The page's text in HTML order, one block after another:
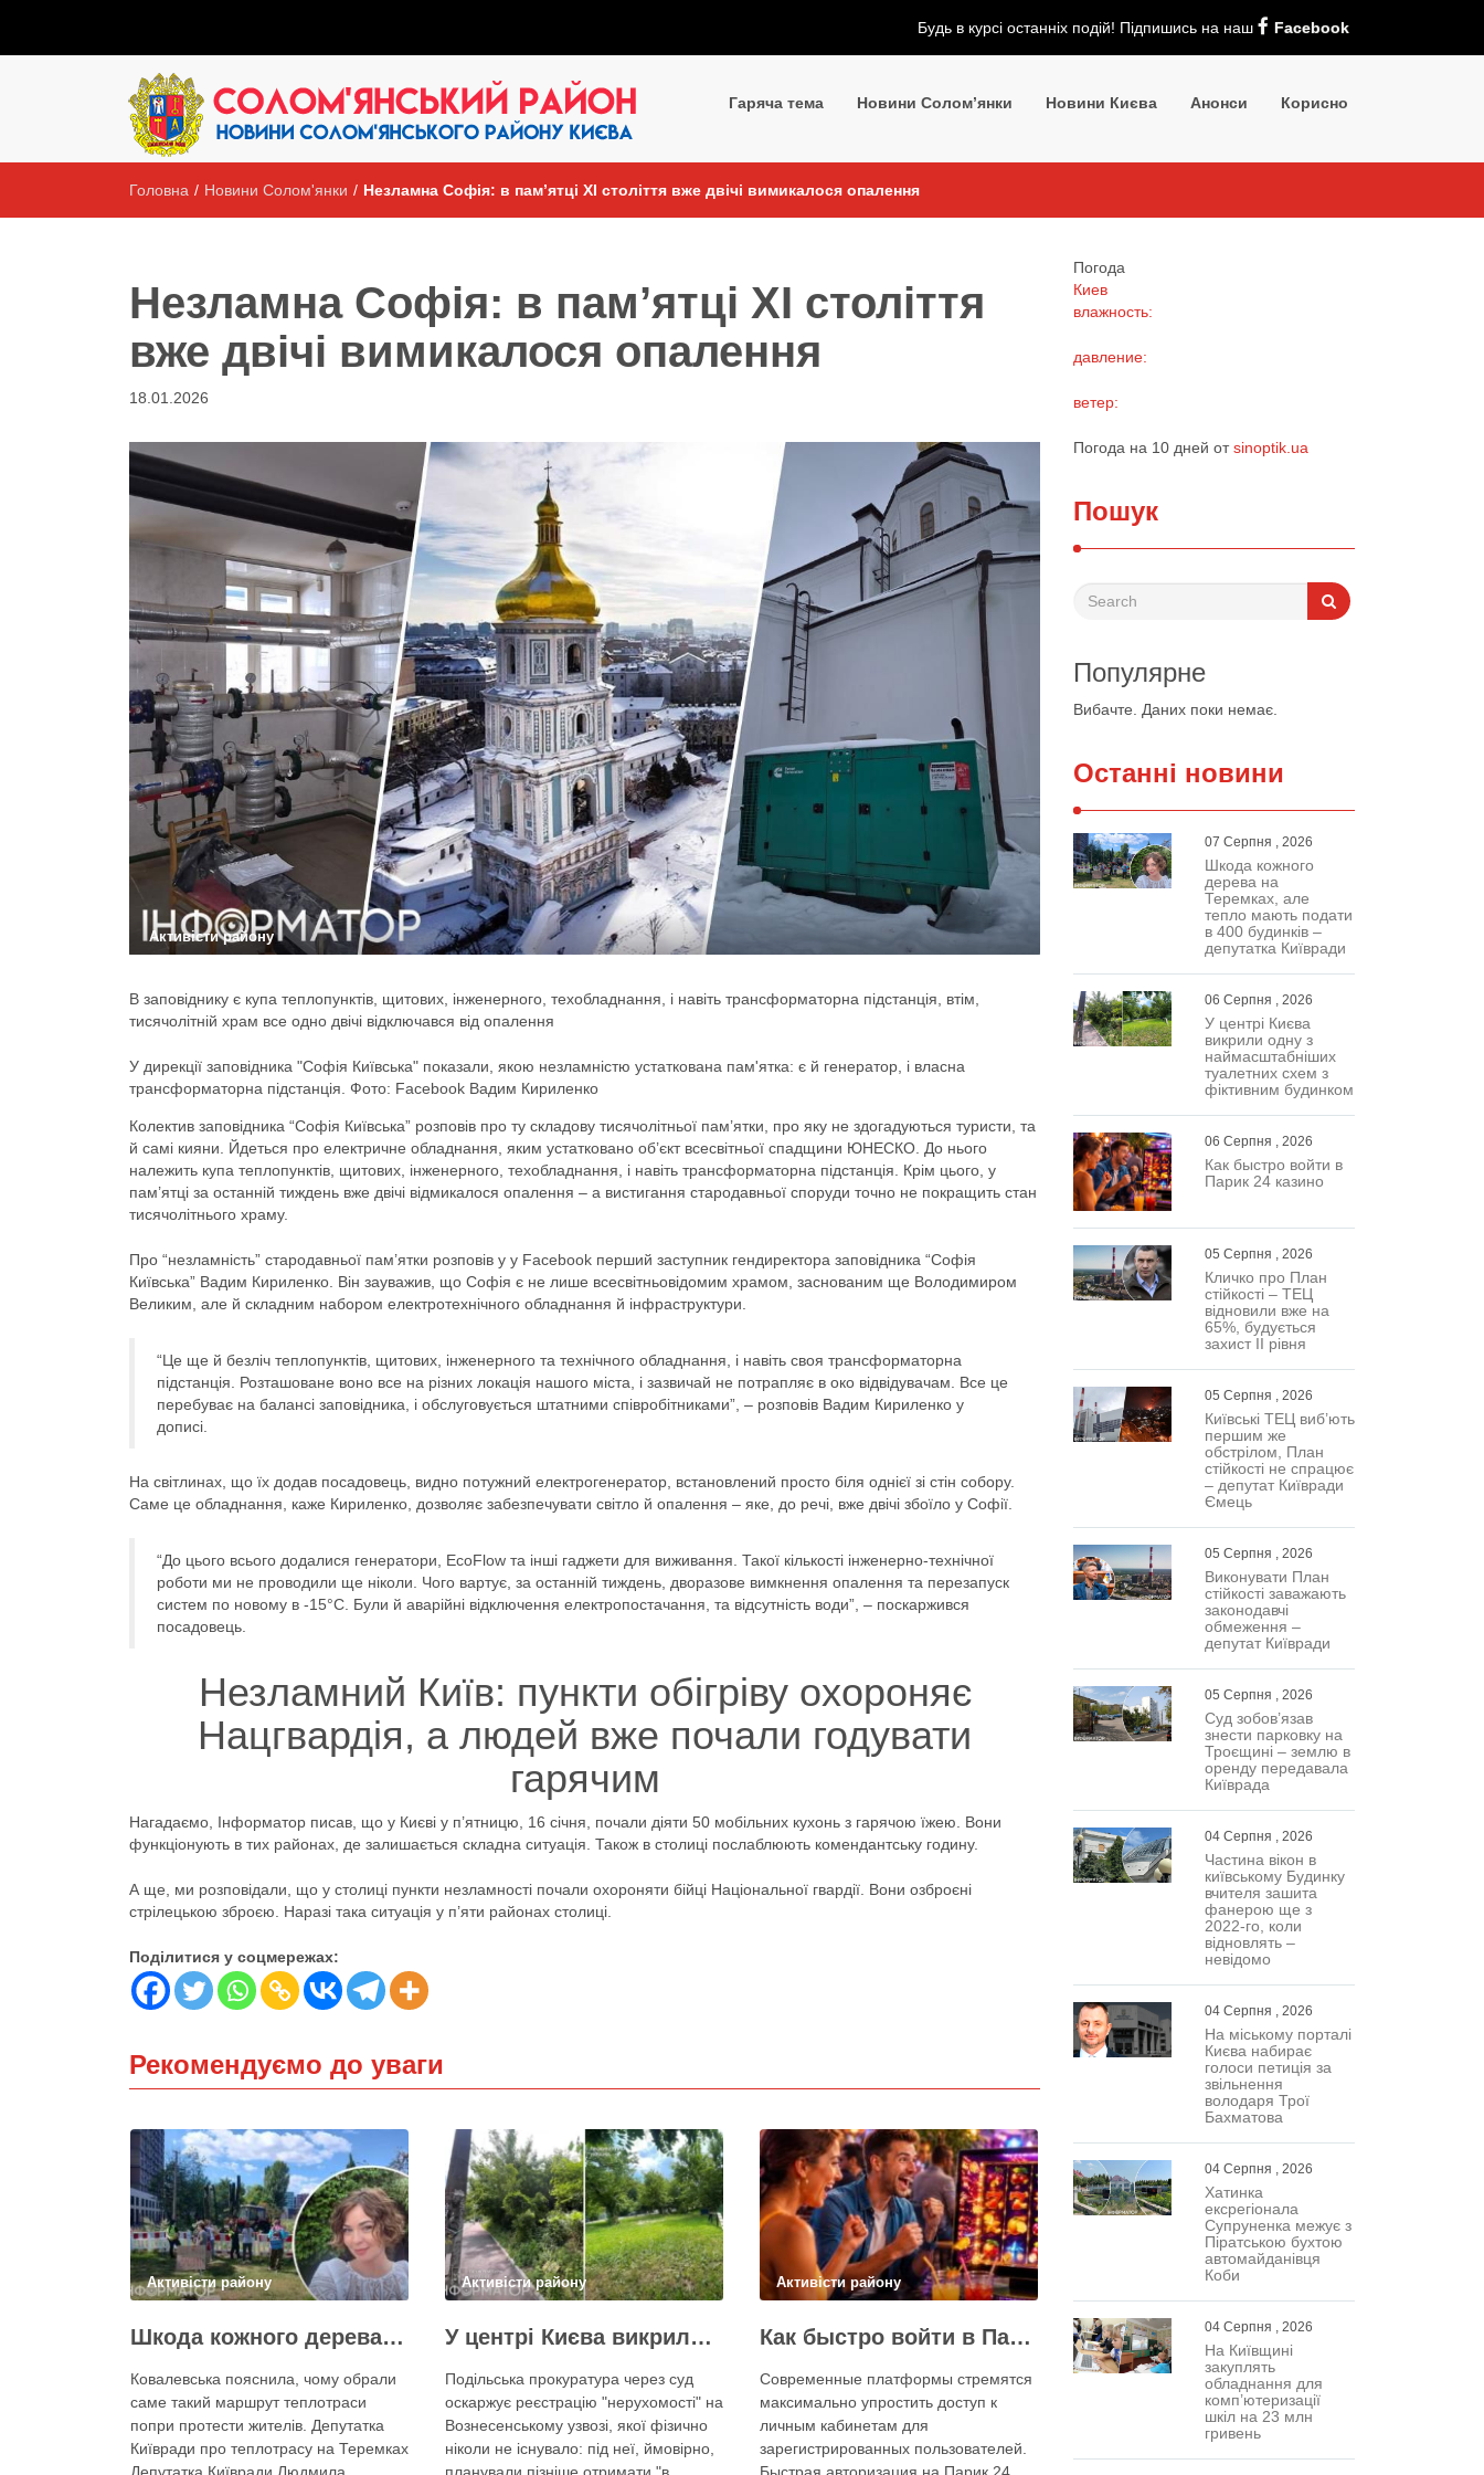
Будь в курсі останніх подій! Підпишись на наш Facebook
Гаряча тема Новини Солом’янки Новини Києва Анонси Корисно
Головна / Новини Солом'янки / Незламна Софія: в пам’ятці ХІ століття вже двічі вимикалося опалення
Незламна Софія: в пам’ятці ХІ століття
вже двічі вимикалося опалення
18.01.2026
Активісти району
В заповіднику є купа теплопунктів, щитових, інженерного, техобладнання, і навіть трансформаторна підстанція, втім,
тисячолітній храм все одно двічі відключався від опалення
У дирекції заповідника "Софія Київська" показали, якою незламністю устаткована пам'ятка: є й генератор, і власна
трансформаторна підстанція. Фото: Facebook Вадим Кириленко
Колектив заповідника “Софія Київська” розповів про ту складову тисячолітньої пам’ятки, про яку не здогадуються туристи, та
й самі кияни. Йдеться про електричне обладнання, яким устатковано об’єкт всесвітньої спадщини ЮНЕСКО. До нього
належить купа теплопунктів, щитових, інженерного, техобладнання, і навіть трансформаторна підстанція. Крім цього, у
пам’ятці за останній тиждень вже двічі відмикалося опалення – а вистигання стародавньої споруди точно не покращить стан
тисячолітнього храму.
Про “незламність” стародавньої пам’ятки розповів у у Facebook перший заступник гендиректора заповідника “Софія
Київська” Вадим Кириленко. Він зауважив, що Софія є не лише всесвітньовідомим храмом, заснованим ще Володимиром
Великим, але й складним набором електротехнічного обладнання й інфраструктури.
“Це ще й безліч теплопунктів, щитових, інженерного та технічного обладнання, і навіть своя трансформаторна
підстанція. Розташоване воно все на різних локація нашого міста, і зазвичай не потрапляє в око відвідувачам. Все це
перебуває на балансі заповідника, і обслуговується штатними співробітниками”, – розповів Вадим Кириленко у
дописі.
На світлинах, що їх додав посадовець, видно потужний електрогенератор, встановлений просто біля однієї зі стін собору.
Саме це обладнання, каже Кириленко, дозволяє забезпечувати світло й опалення – яке, до речі, вже двічі збоїло у Софії.
“До цього всього додалися генератори, EcoFlow та інші гаджети для виживання. Такої кількості інженерно-технічної
роботи ми не проводили ще ніколи. Чого вартує, за останній тиждень, дворазове вимкнення опалення та перезапуск
систем по новому в -15°С. Були й аварійні відключення електропостачання, та відсутність води”, – поскаржився
посадовець.
Незламний Київ: пункти обігріву охороняє
Нацгвардія, а людей вже почали годувати
гарячим
Нагадаємо, Інформатор писав, що у Києві у п’ятницю, 16 січня, почали діяти 50 мобільних кухонь з гарячою їжею. Вони
функціонують в тих районах, де залишається складна ситуація. Також в столиці послаблюють комендантську годину.
А ще, ми розповідали, що у столиці пункти незламності почали охороняти бійці Національної гвардії. Вони озброєні
стрілецькою зброєю. Наразі така ситуація у п’яти районах столиці.
Поділитися у соцмережах:
Рекомендуємо до уваги
Активісти району
Шкода кожного дерева на Теремках, але тепло мають подати в 400 будинків – депутатка Київради
Ковалевська пояснила, чому обрали
саме такий маршрут теплотраси
попри протести жителів. Депутатка
Київради про теплотрасу на Теремках
Активісти району
У центрі Києва викрили одну з наймасштабніших туалетних схем з фіктивним будинком
Подільська прокуратура через суд
оскаржує реєстрацію "нерухомості" на
Вознесенському узвозі, якої фізично
ніколи не існувало: під неї, ймовірно,
Активісти району
Как быстро войти в Парик 24 казино
Современные платформы стремятся
максимально упростить доступ к
личным кабинетам для
зарегистрированных пользователей.
Погода
Киев
влажность:
давление:
ветер:
Погода на 10 дней отsinoptik.ua
Пошук
Популярне
Вибачте. Даних поки немає.
Останні новини
07 Серпня , 2026
Шкода кожного
дерева на
Теремках, але
тепло мають подати
в 400 будинків –
депутатка Київради
06 Серпня , 2026
У центрі Києва
викрили одну з
наймасштабніших
туалетних схем з
фіктивним будинком
06 Серпня , 2026
Как быстро войти в
Парик 24 казино
05 Серпня , 2026
Кличко про План
стійкості – ТЕЦ
відновили вже на
65%, будується
захист ІІ рівня
05 Серпня , 2026
Київські ТЕЦ виб’ють
першим же
обстрілом, План
стійкості не спрацює
– депутат Київради
Ємець
05 Серпня , 2026
Виконувати План
стійкості заважають
законодавчі
обмеження –
депутат Київради
05 Серпня , 2026
Суд зобов’язав
знести парковку на
Троєщині – землю в
оренду передавала
Київрада
04 Серпня , 2026
Частина вікон в
київському Будинку
вчителя зашита
фанерою ще з
2022-го, коли
відновлять –
невідомо
04 Серпня , 2026
На міському порталі
Києва набирає
голоси петиція за
звільнення
володаря Трої
Бахматова
04 Серпня , 2026
Хатинка
ексрегіонала
Супруненка межує з
Піратською бухтою
автомайданівця
Коби
04 Серпня , 2026
На Київщині
закуплять
обладнання для
комп’ютеризації
шкіл на 23 млн
гривень